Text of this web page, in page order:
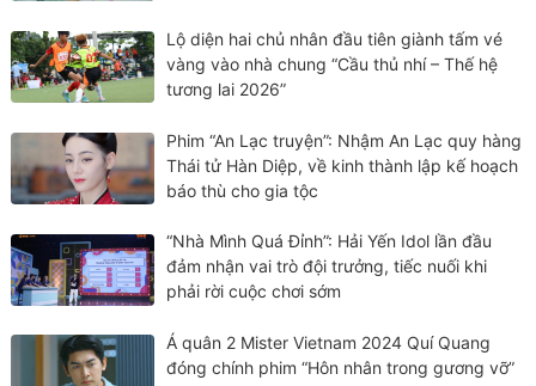
Lộ diện hai chủ nhân đầu tiên giành tấm vé
vàng vào nhà chung “Cầu thủ nhí – Thế hệ
tương lai 2026”
Phim “An Lạc truyện”: Nhậm An Lạc quy hàng
Thái tử Hàn Diệp, về kinh thành lập kế hoạch
báo thù cho gia tộc
“Nhà Mình Quá Đỉnh”: Hải Yến Idol lần đầu
đảm nhận vai trò đội trưởng, tiếc nuối khi
phải rời cuộc chơi sớm
Á quân 2 Mister Vietnam 2024 Quí Quang
đóng chính phim “Hôn nhân trong gương vỡ”